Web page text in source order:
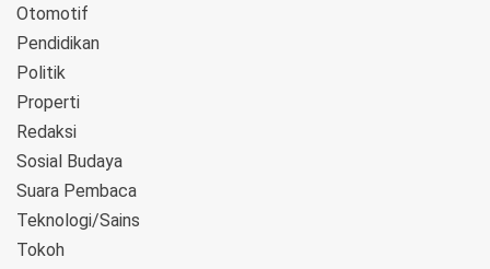
Otomotif
Pendidikan
Politik
Properti
Redaksi
Sosial Budaya
Suara Pembaca
Teknologi/Sains
Tokoh